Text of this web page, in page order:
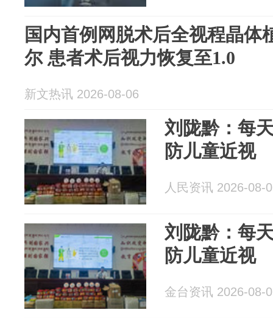
国内首例网脱术后全视程晶体
尔 患者术后视力恢复至1.0
新文热讯 2026-08-06
刘陇黔：每
防儿童近视
人民资讯 2026-08-
刘陇黔：每
防儿童近视
金台资讯 2026-08-